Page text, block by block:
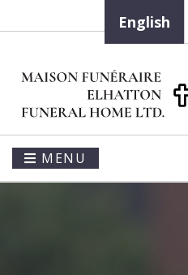
English
MENU